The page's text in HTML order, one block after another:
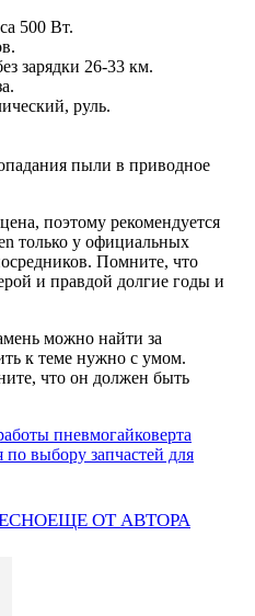
500 Вт.
зарядки 26-33 км.
руль.
пыли в приводное
поэтому рекомендуется
только у официальных
Помните, что
и правдой долгие годы и
можно найти за
к теме нужно с умом.
что он должен быть
пневмогайковерта
выбору запчастей для
ЕЩЕ ОТ АВТОРА